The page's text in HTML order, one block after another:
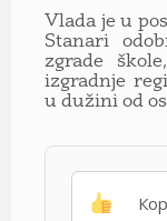
Vlada je u
Stanari
zgrade
izgradnje
u dužini od